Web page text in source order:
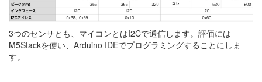
3つのセンサとも、マイコンとはI2Cで通信します。評価には
M5Stackを使い、Arduino IDEでプログラミングすることにしま
す。